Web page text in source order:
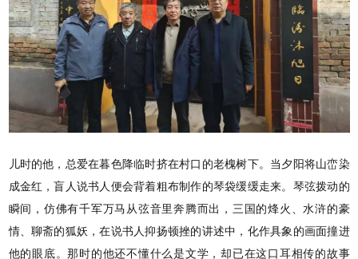
儿时的他，总爱在暮色降临时挤在村口的老槐树下。当夕阳将山峦染
成金红，盲人说书人便会背着粗布制作的琴袋缓缓走来。琴弦拨动的
瞬间，仿佛有千军万马从弦音里奔腾而出，三国的烽火、水浒的豪
情、聊斋的狐妖，在说书人抑扬顿挫的讲述中，化作具象的画面撞进
他的眼底。那时的他还不懂什么是文学，却已在这口耳相传的故事